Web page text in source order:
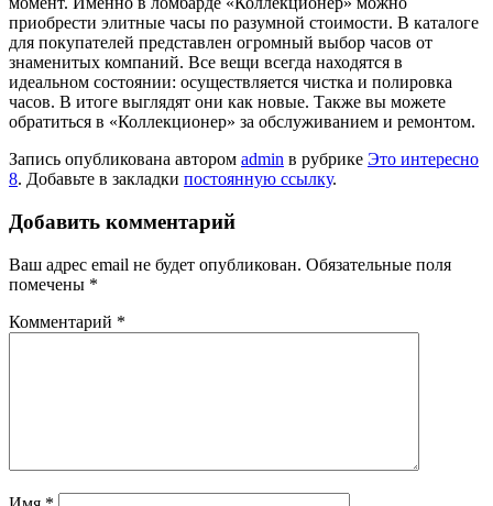
приобрести элитные часы по разумной стоимости. В каталоге
для покупателей представлен огромный выбор часов от
знаменитых компаний. Все вещи всегда находятся в
идеальном состоянии: осуществляется чистка и полировка
часов. В итоге выглядят они как новые. Также вы можете
обратиться в «Коллекционер» за обслуживанием и ремонтом.
Запись опубликована автором admin в рубрике Это интересно
8. Добавьте в закладки постоянную ссылку.
Добавить комментарий
Ваш адрес email не будет опубликован. Обязательные поля
помечены *
Комментарий *